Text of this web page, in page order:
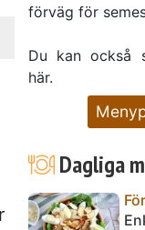
förväg för
Du kan också
här.
Dagliga